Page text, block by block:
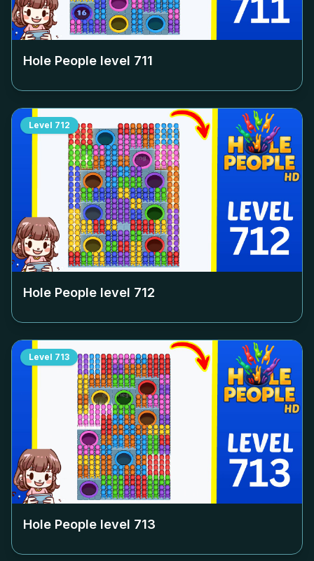
Hole People level 711
Level 712
Hole People level 712
Level 713
Hole People level 713